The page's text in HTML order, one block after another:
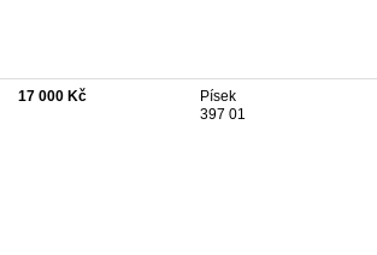
17 000 Kč
Písek
397 01